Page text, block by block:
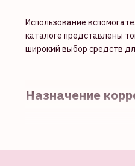
Использование
каталоге представлены
широкий выбор средств
Назначение